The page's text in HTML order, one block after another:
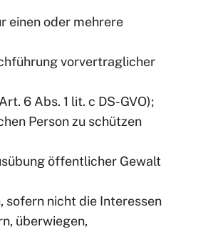
einen oder mehrere
vorvertraglicher
6 Abs. 1 lit. c DS-GVO);
Person zu schützen
öffentlicher Gewalt
sofern nicht die Interessen
überwiegen,